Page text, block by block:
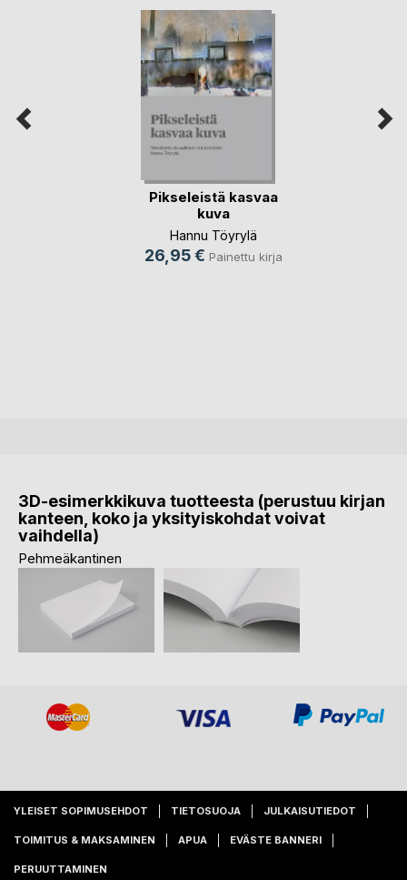
Pikseleistä kasvaa
kuva
Hannu Töyrylä
26,95 € Painettu kirja
3D-esimerkkikuva tuotteesta (perustuu kirjan
kanteen, koko ja yksityiskohdat voivat
vaihdella)
Pehmeäkantinen
YLEISET SOPIMUSEHDOT TIETOSUOJA JULKAISUTIEDOT
TOIMITUS & MAKSAMINEN APUA EVÄSTE BANNERI
PERUUTTAMINEN